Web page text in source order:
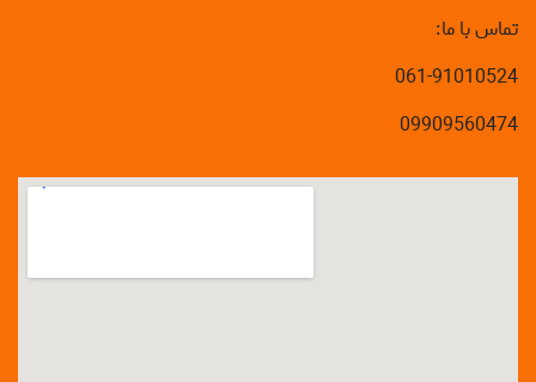
تماس با ما:
061-91010524
09909560474